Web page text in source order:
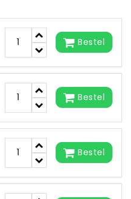
Bestel
Bestel
Bestel